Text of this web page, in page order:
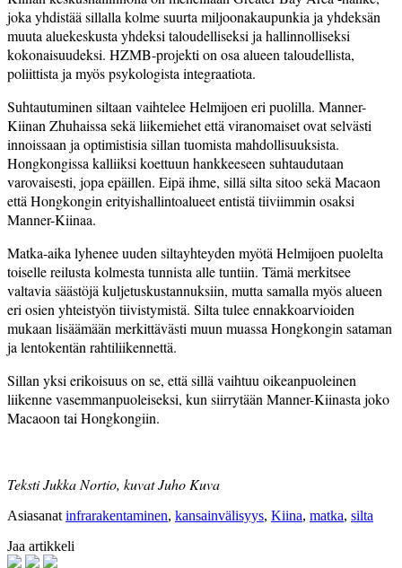
joka yhdistää sillalla kolme suurta miljoonakaupunkia ja yhdeksän
muuta aluekeskusta yhdeksi taloudelliseksi ja hallinnolliseksi
kokonaisuudeksi. HZMB-projekti on osa alueen taloudellista,
poliittista ja myös psykologista integraatiota.
Suhtautuminen siltaan vaihtelee Helmijoen eri puolilla. Manner-
Kiinan Zhuhaissa sekä liikemiehet että viranomaiset ovat selvästi
innoissaan ja optimistisia sillan tuomista mahdollisuuksista.
Hongkongissa kalliiksi koettuun hankkeeseen suhtaudutaan
varovaisesti, jopa epäillen. Eipä ihme, sillä silta sitoo sekä Macaon
että Hongkongin erityishallintoalueet entistä tiiviimmin osaksi
Manner-Kiinaa.
Matka-aika lyhenee uuden siltayhteyden myötä Helmijoen puolelta
toiselle reilusta kolmesta tunnista alle tuntiin. Tämä merkitsee
valtavia säästöjä kuljetuskustannuksiin, mutta samalla myös alueen
eri osien yhteistyön tiivistymistä. Silta tulee ennakkoarvioiden
mukaan lisäämään merkittävästi muun muassa Hongkongin sataman
ja lentokentän rahtiliikennettä.
Sillan yksi erikoisuus on se, että sillä vaihtuu oikeanpuoleinen
liikenne vasemmanpuoleiseksi, kun siirrytään Manner-Kiinasta joko
Macaoon tai Hongkongiin.
Teksti Jukka Nortio, kuvat Juho Kuva
Asiasanat infrarakentaminen, kansainvälisyys, Kiina, matka, silta
Jaa artikkeli